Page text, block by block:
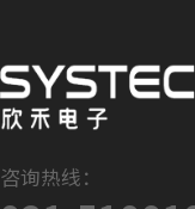
咨询热线：